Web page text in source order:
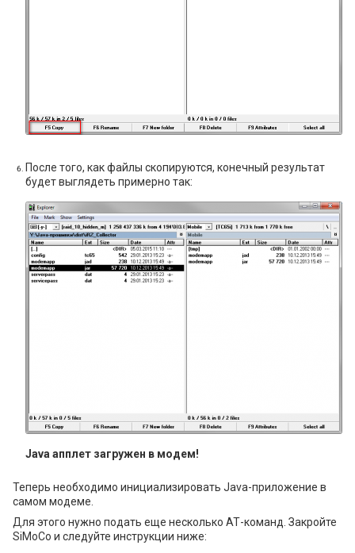
После того, как файлы скопируются, конечный результат
будет выглядеть примерно так:
Java апплет загружен в модем!
Теперь необходимо инициализировать Java-приложение в
самом модеме.
Для этого нужно подать еще несколько АТ-команд. Закройте
SiMoCo и следуйте инструкции ниже: